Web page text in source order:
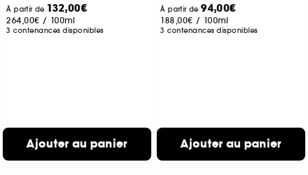
À partir de 132,00€
264,00€ / 100ml
3 contenances disponibles
Ajouter au panier
À partir de94,00€
188,00€ / 100ml
3 contenances disponibles
Ajouter au panier